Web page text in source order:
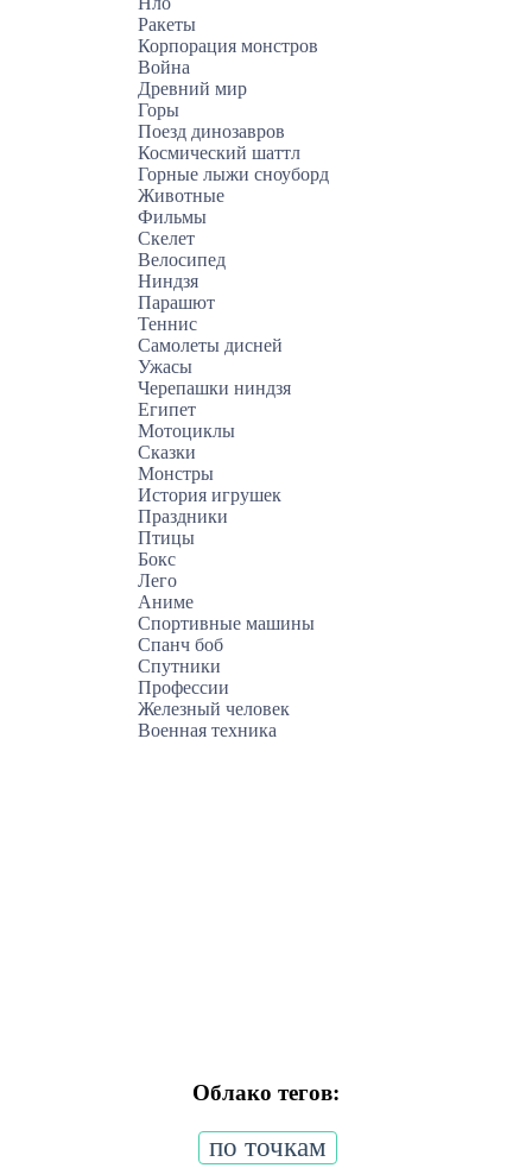
Ракеты
Корпорация монстров
Война
Древний мир
Горы
Поезд динозавров
Космический шаттл
Горные лыжи сноуборд
Животные
Фильмы
Скелет
Велосипед
Ниндзя
Парашют
Теннис
Самолеты дисней
Ужасы
Черепашки ниндзя
Египет
Мотоциклы
Сказки
Монстры
История игрушек
Праздники
Птицы
Бокс
Лего
Аниме
Спортивные машины
Спанч боб
Спутники
Профессии
Железный человек
Военная техника
Облако тегов:
по точкам